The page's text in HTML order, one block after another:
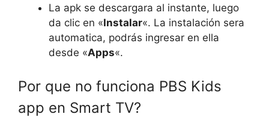
La apk se descargara al instante, luego
da clic en «Instalar«. La instalación sera
automatica, podrás ingresar en ella
desde «Apps«.
Por que no funciona PBS Kids
app en Smart TV?